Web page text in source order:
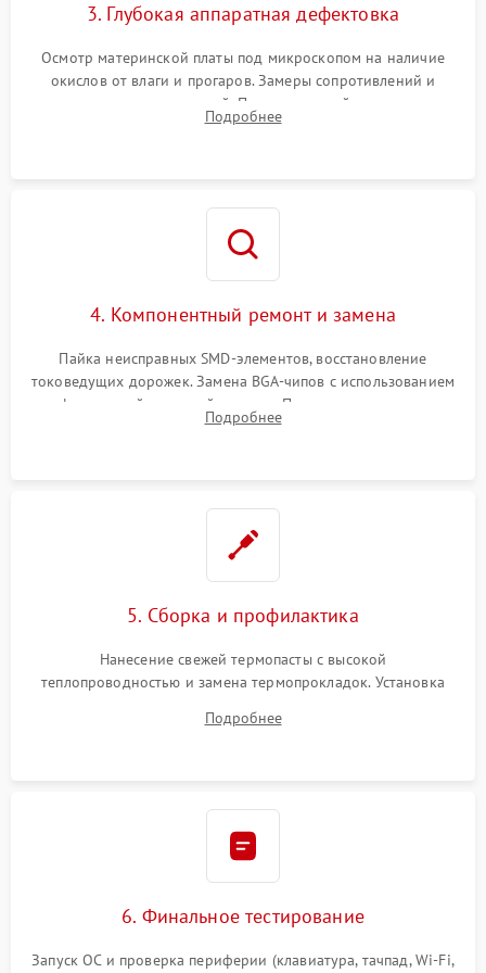
3. Глубокая аппаратная дефектовка
Осмотр материнской платы под микроскопом на наличие
окислов от влаги и прогаров. Замеры сопротивлений и
дежурных напряжений. Проверка цепей питания,
мультиконтроллера, процессора и видеочипа.
Подробнее
4. Компонентный ремонт и замена
Пайка неисправных SMD-элементов, восстановление
токоведущих дорожек. Замена BGA-чипов с использованием
инфракрасной паяльной станции. Прошивка микросхемы
BIOS или замена поврежденных портов USB
Подробнее
5. Сборка и профилактика
Нанесение свежей термопасты с высокой
теплопроводностью и замена термопрокладок. Установка
шлейфов, модулей памяти и накопителей. Предварительная
Подробнее
6. Финальное тестирование
Запуск ОС и проверка периферии (клавиатура, тачпад, Wi-Fi,